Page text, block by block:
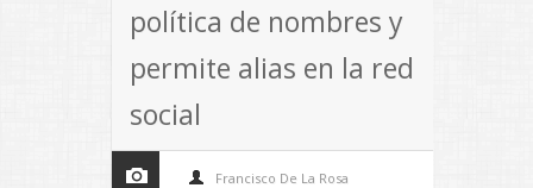
política de nombres y
permite alias en la red
social
Francisco De La Rosa